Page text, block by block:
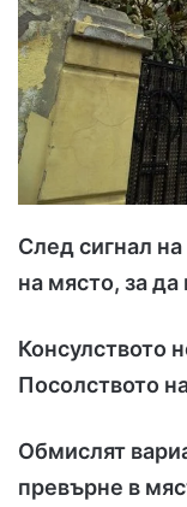
След сигнал
на място, за
Консулството
Посолството
Обмислят
превърне в